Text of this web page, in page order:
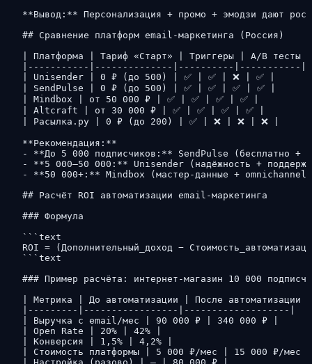
**Вывод:** Персонализация + промо + эмодзи дают
## Сравнение платформ email-маркетинга (Россия)
| Платформа | Тариф «Старт» | Триггеры | A/B
|-----------|--------------|----------|-----------
| Unisender | 0 ₽ (до 500) | ✅ | ✅ | ❌ | ✅ |
| SendPulse | 0 ₽ (до 500) | ✅ | ✅ | ✅ | ✅ |
| Mindbox | от 50 000 ₽ | ✅ | ✅ | ✅ | ✅ |
| Altcraft | от 30 000 ₽ | ✅ | ✅ | ✅ | ✅ |
| Расылка.ру | 0 ₽ (до 200) | ✅ | ❌ | ❌ | ❌ |
**Рекомендация:**
- **До 5 000 подписчиков:** SendPulse (бесплатно +
- **5 000–50 000:** Unisender (надёжность +
- **50 000+:** Mindbox (мастер-данные + omnichannel)
## Расчёт ROI автоматизации email-маркетинга
### Формула
```text
ROI = (Дополнительный_доход −
```text
### Пример расчёта: интернет-магазин 10 000
| Метрика | До автоматизации | После автоматизации |
|---------|-----------------|-------------------|
| Выручка с email/мес | 90 000 ₽ | 340 000 ₽ |
| Open Rate | 20% | 42% |
| Конверсия | 1,5% | 4,2% |
| Стоимость платформы | 5 000 ₽/мес | 15 000 ₽/мес |